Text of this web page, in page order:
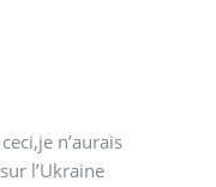
n’aurais
l’Ukraine